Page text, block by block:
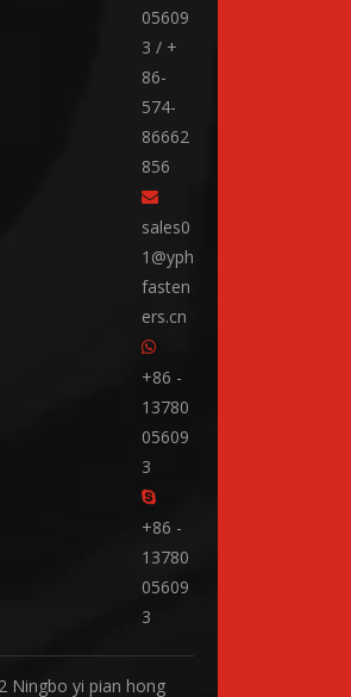
05609
3 / +
86-
574-
86662
856

sales0
1@yph
fasten
ers.cn

+86 -
13780
05609
3

+86 -
13780
05609
3
Ningbo yi pian hong